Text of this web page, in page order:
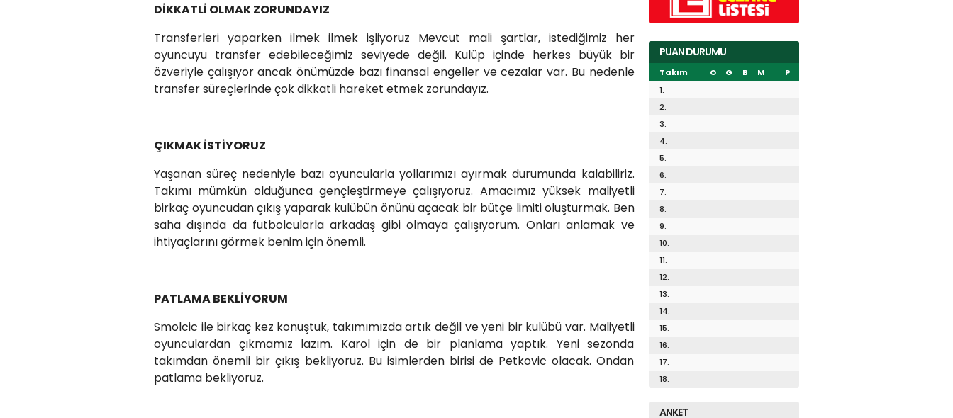
DİKKATLİ OLMAK ZORUNDAYIZ
Transferleri yaparken ilmek ilmek işliyoruz Mevcut mali şartlar, istediğimiz her
oyuncuyu transfer edebileceğimiz seviyede değil. Kulüp içinde herkes büyük bir
özveriyle çalışıyor ancak önümüzde bazı finansal engeller ve cezalar var. Bu nedenle
transfer süreçlerinde çok dikkatli hareket etmek zorundayız.
ÇIKMAK İSTİYORUZ
Yaşanan süreç nedeniyle bazı oyuncularla yollarımızı ayırmak durumunda kalabiliriz.
Takımı mümkün olduğunca gençleştirmeye çalışıyoruz. Amacımız yüksek maliyetli
birkaç oyuncudan çıkış yaparak kulübün önünü açacak bir bütçe limiti oluşturmak. Ben
saha dışında da futbolcularla arkadaş gibi olmaya çalışıyorum. Onları anlamak ve
ihtiyaçlarını görmek benim için önemli.
PATLAMA BEKLİYORUM
Smolcic ile birkaç kez konuştuk, takımımızda artık değil ve yeni bir kulübü var. Maliyetli
oyunculardan çıkmamız lazım. Karol için de bir planlama yaptık. Yeni sezonda
takımdan önemli bir çıkış bekliyoruz. Bu isimlerden birisi de Petkovic olacak. Ondan
patlama bekliyoruz.
PUAN DURUMU
Takım O G B M
P
1.
2.
3.
4.
5.
6.
7.
8.
9.
10.
11.
12.
13.
14.
15.
16.
17.
18.
ANKET